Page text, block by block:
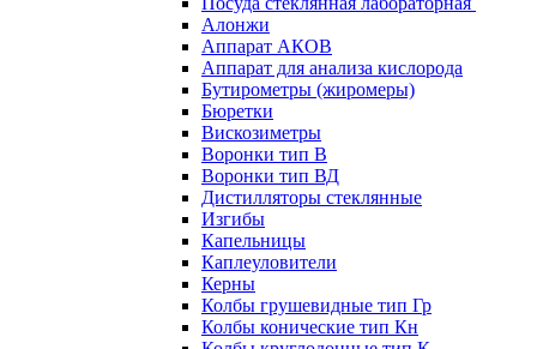
Алонжи
Аппарат АКОВ
Аппарат для анализа кислорода
Бутирометры (жиромеры)
Бюретки
Вискозиметры
Воронки тип В
Воронки тип ВД
Дистилляторы стеклянные
Изгибы
Капельницы
Каплеуловители
Керны
Колбы грушевидные тип Гр
Колбы конические тип Кн